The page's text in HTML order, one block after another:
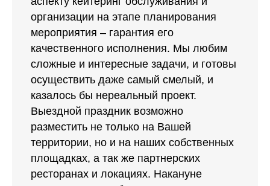
организации на этапе планирования
мероприятия – гарантия его
качественного исполнения. Мы любим
сложные и интересные задачи, и готовы
осуществить даже самый смелый, и
казалось бы нереальный проект.
Выездной праздник возможно
разместить не только на Вашей
территории, но и на наших собственных
площадках, а так же партнерских
ресторанах и локациях. Накануне
предстоящего события, мы проведем